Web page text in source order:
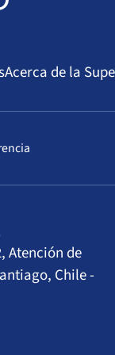
Acerca de la
Atención de
Chile -